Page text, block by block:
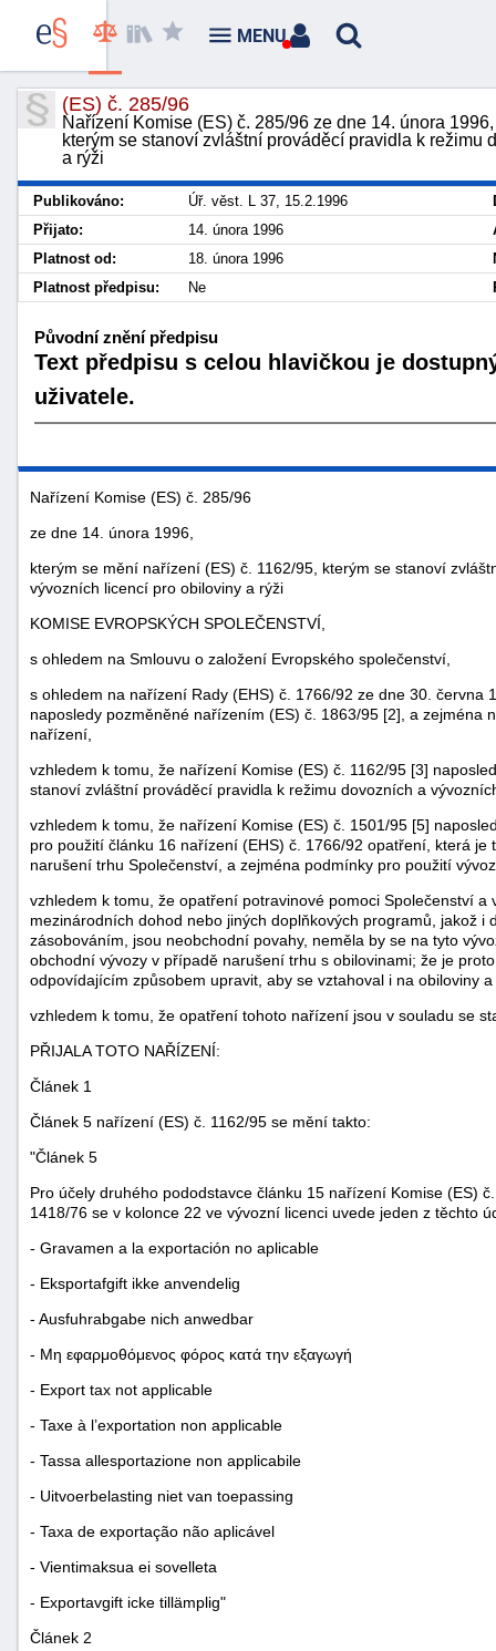
(ES) č. 285/96
Nařízení Komise (ES) č. 285/96 ze dne 14. února
kterým se stanoví zvláštní prováděcí pravidla k
a rýži
Publikováno: Úř. věst. L 37, 15.2.1996
Přijato:
14. února 1996
Platnost od:
18. února 1996
Platnost předpisu:
Ne
Původní znění předpisu
Text předpisu s celou hlavičkou je
uživatele.
Nařízení Komise (ES) č. 285/96
ze dne 14. února 1996,
kterým se mění nařízení (ES) č. 1162/95, kterým se stanoví
vývozních licencí pro obiloviny a rýži
KOMISE EVROPSKÝCH SPOLEČENSTVÍ,
s ohledem na Smlouvu o založení Evropského společenství,
s ohledem na nařízení Rady (EHS) č. 1766/92 ze dne 30. června
naposledy pozměněné nařízením (ES) č. 1863/95 [2], a zejména
nařízení,
vzhledem k tomu, že nařízení Komise (ES) č. 1162/95 [3]
stanoví zvláštní prováděcí pravidla k režimu dovozních a
vzhledem k tomu, že nařízení Komise (ES) č. 1501/95 [5]
pro použití článku 16 nařízení (EHS) č. 1766/92 opatření, která
narušení trhu Společenství, a zejména podmínky pro použití
vzhledem k tomu, že opatření potravinové pomoci Společenství
mezinárodních dohod nebo jiných doplňkových programů, jakož
zásobováním, jsou neobchodní povahy, neměla by se na tyto
obchodní vývozy v případě narušení trhu s obilovinami; že je
odpovídajícím způsobem upravit, aby se vztahoval i na obiloviny
vzhledem k tomu, že opatření tohoto nařízení jsou v souladu se
PŘIJALA TOTO NAŘÍZENÍ:
Článek 1
Článek 5 nařízení (ES) č. 1162/95 se mění takto:
"Článek 5
Pro účely druhého pododstavce článku 15 nařízení Komise (ES)
1418/76 se v kolonce 22 ve vývozní licenci uvede jeden z těchto
- Gravamen a la exportación no aplicable
- Eksportafgift ikke anvendelig
- Ausfuhrabgabe nich anwedbar
- Μη εφαρμοθόμενος φόρος κατά την εξαγωγή
- Export tax not applicable
- Taxe à l’exportation non applicable
- Tassa allesportazione non applicabile
- Uitvoerbelasting niet van toepassing
- Taxa de exportação não aplicável
- Vientimaksua ei sovelleta
- Exportavgift icke tillämplig"
Článek 2
MENU
škody